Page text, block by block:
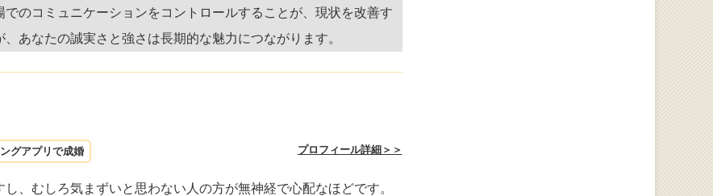
のコミュニケーションをコントロールすることが、現状を改善す
あなたの誠実さと強さは長期的な魅力につながります。
グアプリで成婚 プロフィール詳細＞＞
、むしろ気まずいと思わない人の方が無神経で心配なほどです。